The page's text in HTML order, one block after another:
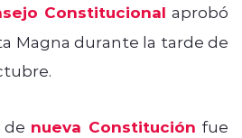
Constitucional aprobó
Magna durante la tarde de
de nueva Constitución fue